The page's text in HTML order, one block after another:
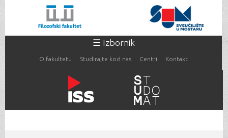
sadržaj
☰ Izbornik
O fakultetu Studirajte kod nas Centri Kontakt